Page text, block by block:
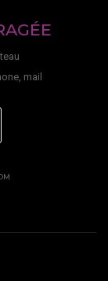
mail